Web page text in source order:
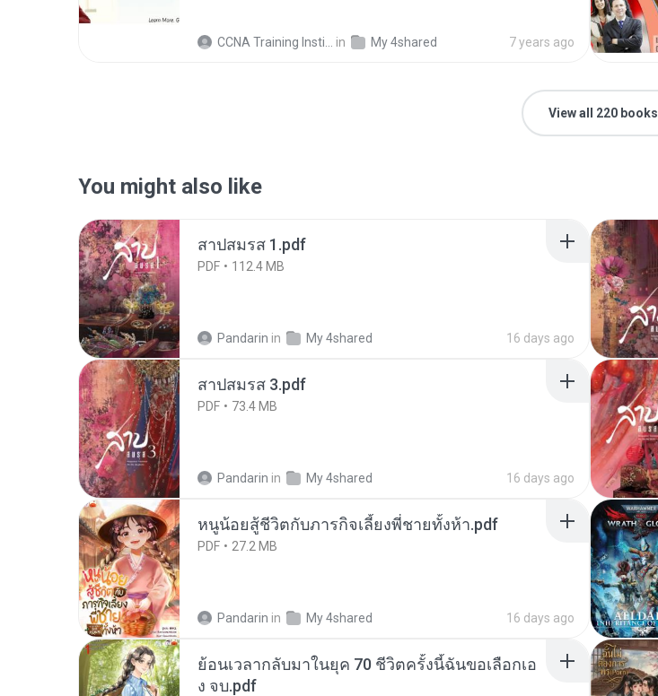
CCNA Training Institute In Noida R. in My 4shared 7 years ago
View all 220 books
You might also like
สาปสมรส 1.pdf
PDF 112.4 MB
Pandarin in My 4shared 16 days ago
สาปสมรส 3.pdf
PDF 73.4 MB
Pandarin in My 4shared 16 days ago
หนูน้อยสู้ชีวิตกับภารกิจเลี้ยงพี่ชายทั้งห้า.pdf
PDF 27.2 MB
Pandarin in My 4shared 16 days ago
ย้อนเวลากลับมาในยุค 70 ชีวิตครั้งนี้ฉันขอเลือกเอ
ง จบ.pdf